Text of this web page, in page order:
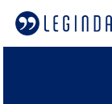
Zum